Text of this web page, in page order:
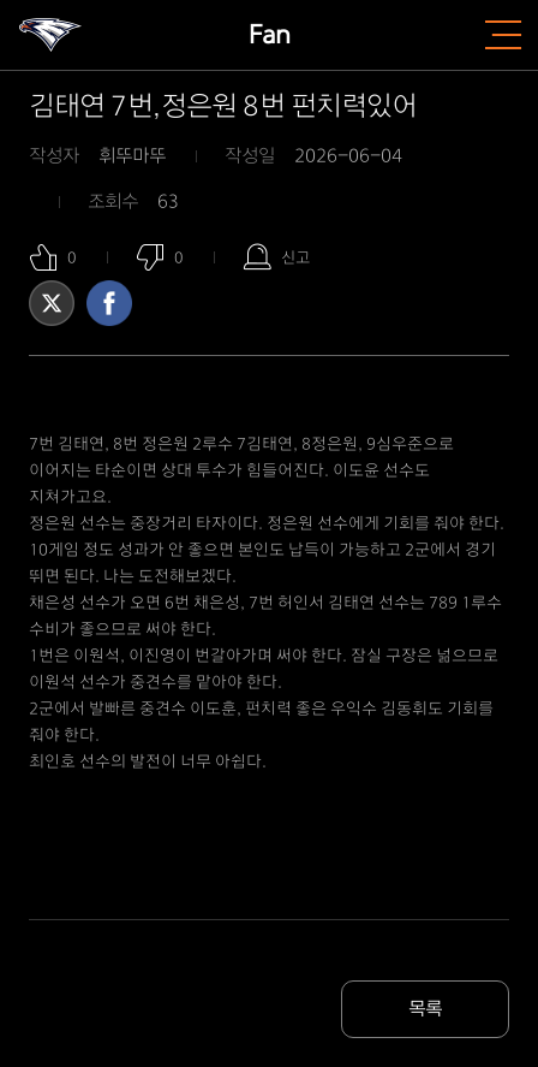
Fan
김태연 7번,정은원 8번 펀치력있어
작성자 휘뚜마뚜 작성일
2026-06-04
조회수
63
0 0 신고
7번 김태연, 8번 정은원 2루수 7김태연, 8정은원, 9심우준으로
이어지는 타순이면 상대 투수가 힘들어진다. 이도윤 선수도
지쳐가고요.
정은원 선수는 중장거리 타자이다. 정은원 선수에게 기회를 줘야 한다.
10게임 정도 성과가 안 좋으면 본인도 납득이 가능하고 2군에서 경기
뛰면 된다. 나는 도전해보겠다.
채은성 선수가 오면 6번 채은성, 7번 허인서 김태연 선수는 789 1루수
수비가 좋으므로 써야 한다.
1번은 이원석, 이진영이 번갈아가며 써야 한다. 잠실 구장은 넒으므로
이원석 선수가 중견수를 맡아야 한다.
2군에서 발빠른 중견수 이도훈, 펀치력 좋은 우익수 김동휘도 기회를
줘야 한다.
최인호 선수의 발전이 너무 아쉽다.
목록